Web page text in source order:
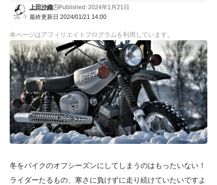
最終更新日 2024/01/21 14:00
上田沙織 Published: 2024年1月21日
本ページはアフィリエイトプログラムを利用しています。
冬をバイクのオフシーズンにしてしまうのはもったいない！
ライダーたるもの、寒さに負けずに走り続けていたいですよ